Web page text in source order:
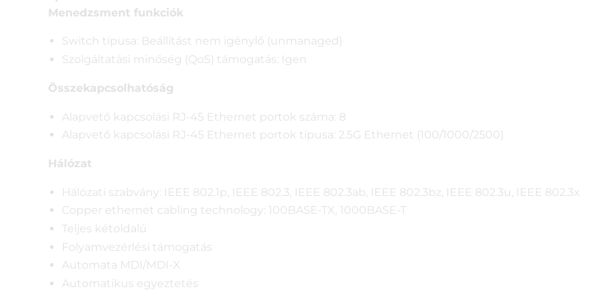
Menedzsment funkciók
Switch típusa: Beállítást nem igénylő (unmanaged)
Szolgáltatási minőség (QoS) támogatás: Igen
Összekapcsolhatóság
Alapvető kapcsolási RJ-45 Ethernet portok száma: 8
Alapvető kapcsolási RJ-45 Ethernet portok típusa: 2.5G Ethernet (100/1000/2500)
Hálózat
Hálózati szabvány: IEEE 802.1p, IEEE 802.3, IEEE 802.3ab, IEEE 802.3bz, IEEE 802.3u, IEEE 802.3x
Copper ethernet cabling technology: 100BASE-TX, 1000BASE-T
Teljes kétoldalú
Folyamvezérlési támogatás
Automata MDI/MDI-X
Automatikus egyeztetés